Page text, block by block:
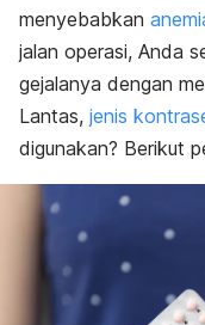
menyebabkan
jalan operasi, Anda
gejalanya dengan
Lantas, jenis
digunakan? Berikut